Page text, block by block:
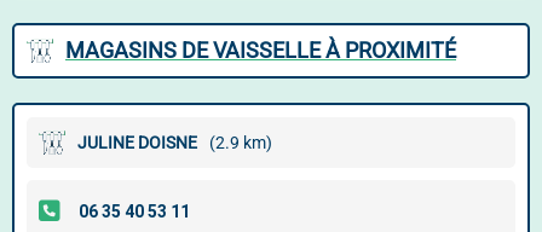
MAGASINS DE VAISSELLE À PROXIMITÉ
JULINE DOISNE (2.9 km)